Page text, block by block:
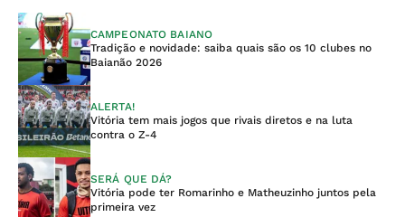
CAMPEONATO BAIANO
Tradição e novidade: saiba quais são os 10 clubes no
Baianão 2026
ALERTA!
Vitória tem mais jogos que rivais diretos e na luta
contra o Z-4
SERÁ QUE DÁ?
Vitória pode ter Romarinho e Matheuzinho juntos pela
primeira vez